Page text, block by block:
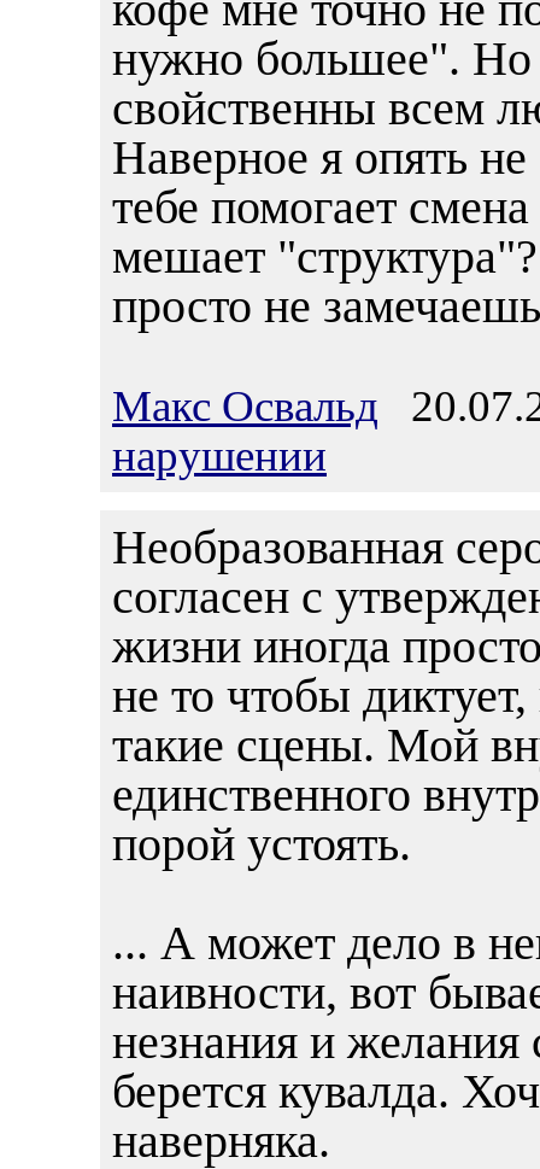
нужно большее". Но
свойственны всем
Наверное я опять
тебе помогает
мешает
просто не
Макс Освальд
нарушении
Необразованная
согласен с
жизни иногда
не то чтобы
такие сцены. Мой
единственного
порой устоять.
... А может дело в
наивности, вот
незнания и желания
берется кувалда.
наверняка.